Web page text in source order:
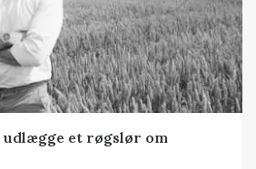
udlægge et røgslør om